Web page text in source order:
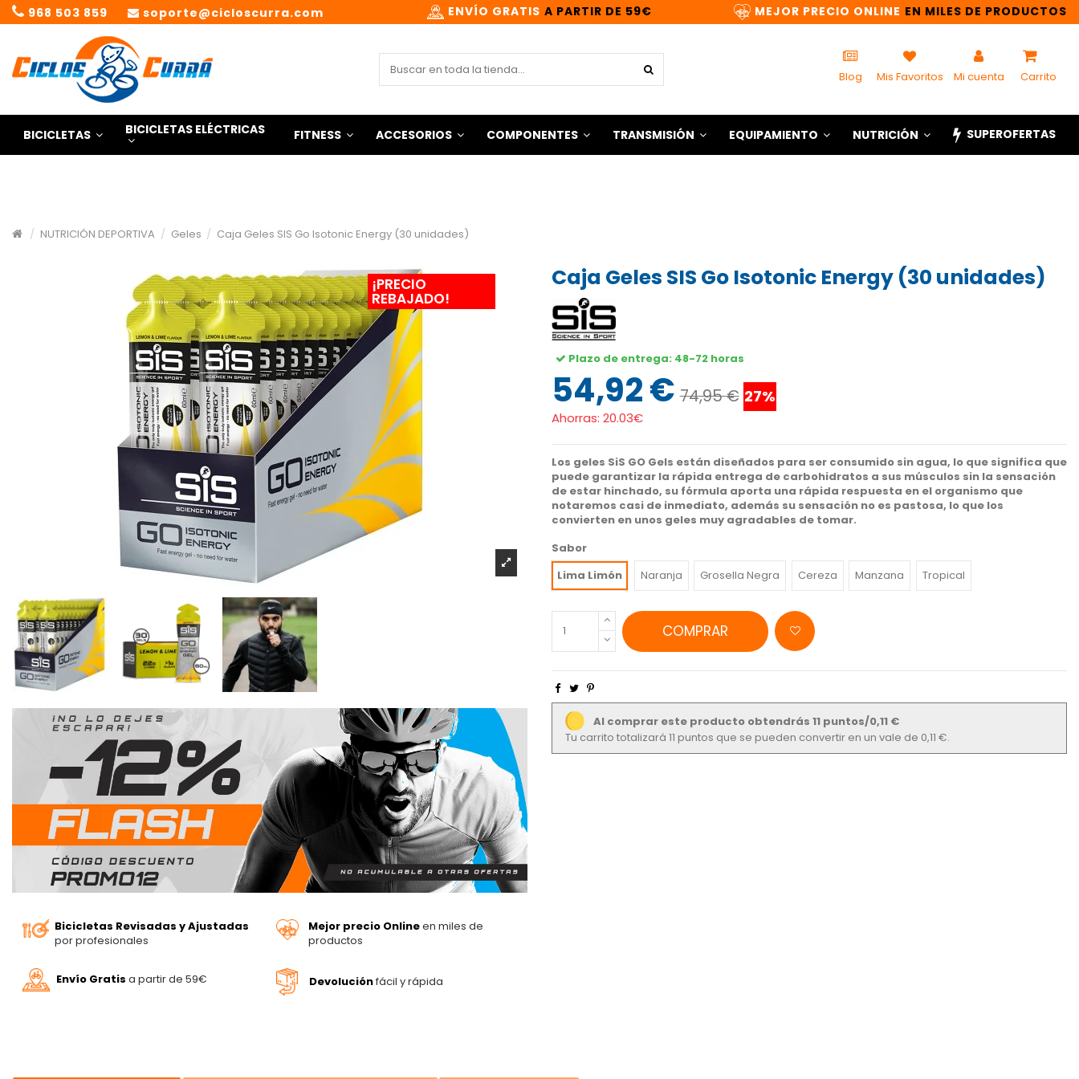
968 503 859 soporte@cicloscurra.com ENVÍO GRATIS A PARTIR DE 59€ MEJOR PRECIO ONLINE EN MILES DE PRODUCTOS
Blog Mis Favoritos Mi cuenta Carrito
BICICLETAS BICICLETAS ELÉCTRICAS FITNESS ACCESORIOS COMPONENTES TRANSMISIÓN EQUIPAMIENTO NUTRICIÓN SUPEROFERTAS
NUTRICIÓN DEPORTIVA Geles Caja Geles SIS Go Isotonic Energy (30 unidades)
¡PRECIO
REBAJADO!
Bicicletas Revisadas y Ajustadas
por profesionales
Mejor precio Onlineen miles de
productos
Envío Gratis a partir de 59€ Devoluciónfácil y rápida
Caja Geles SIS Go Isotonic Energy (30 unidades)
Plazo de entrega: 48-72 horas
54,92 € 74,95 € 27%
Ahorras: 20.03€
Los geles SiS GO Gels están diseñados para ser consumido sin agua, lo que significa que
puede garantizar la rápida entrega de carbohidratos a sus músculos sin la sensación
de estar hinchado, su fórmula aporta una rápida respuesta en el organismo que
notaremos casi de inmediato, además su sensación no es pastosa, lo que los
convierten en unos geles muy agradables de tomar.
Sabor
Lima Limón
Naranja Grosella Negra Cereza Manzana Tropical
COMPRAR
Al comprar este producto obtendrás 11 puntos/0,11 €
Tu carrito totalizará 11 puntos que se pueden convertir en un vale de 0,11 €.